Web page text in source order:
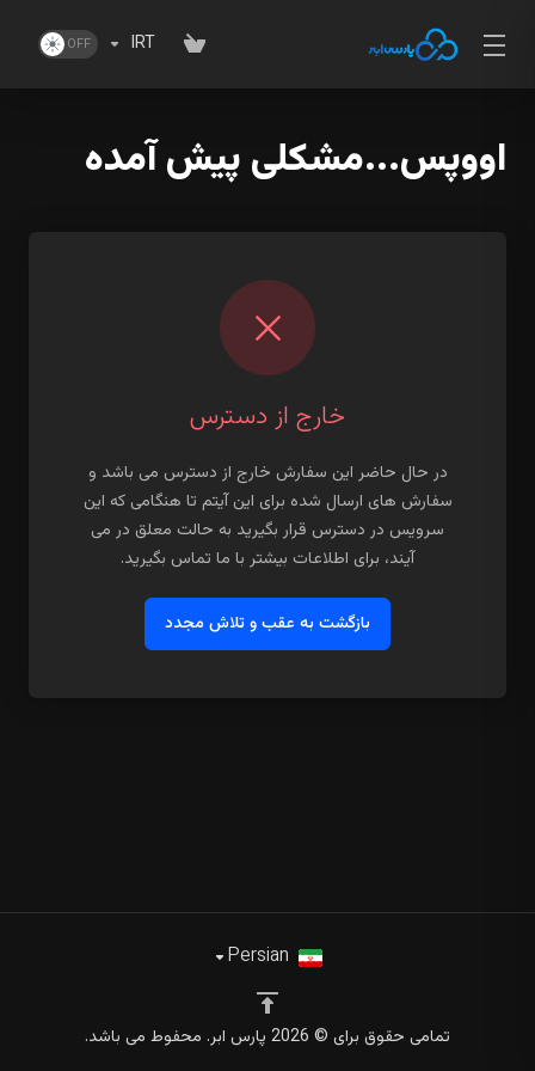
IRT
اووپس...مشکلی پیش آمده
خارج از دسترس
در حال حاضر این سفارش خارج از دسترس می باشد و
سفارش های ارسال شده برای این آیتم تا هنگامی که این
سرویس در دسترس قرار بگیرید به حالت معلق در می
آیند، برای اطلاعات بیشتر با ما تماس بگیرید.
بازگشت به عقب و تلاش مجدد
تمامی حقوق برای © 2026 پارس ابر. محفوط می باشد.
Persian